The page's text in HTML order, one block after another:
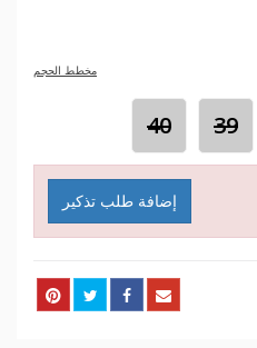
مخطط الحجم
39
40
إضافة طلب تذكير